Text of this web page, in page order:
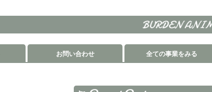
お問い合わせ 全ての事業をみる